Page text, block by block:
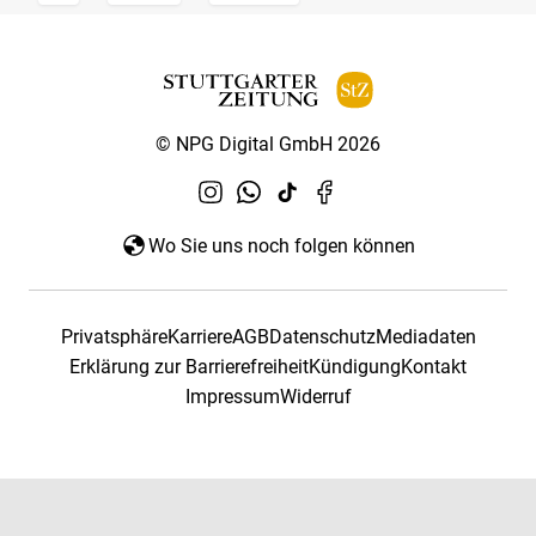
© NPG Digital GmbH 2026
Wo Sie uns noch folgen können
PrivatsphäreKarriereAGBDatenschutzMediadaten
Erklärung zur BarrierefreiheitKündigungKontakt
ImpressumWiderruf